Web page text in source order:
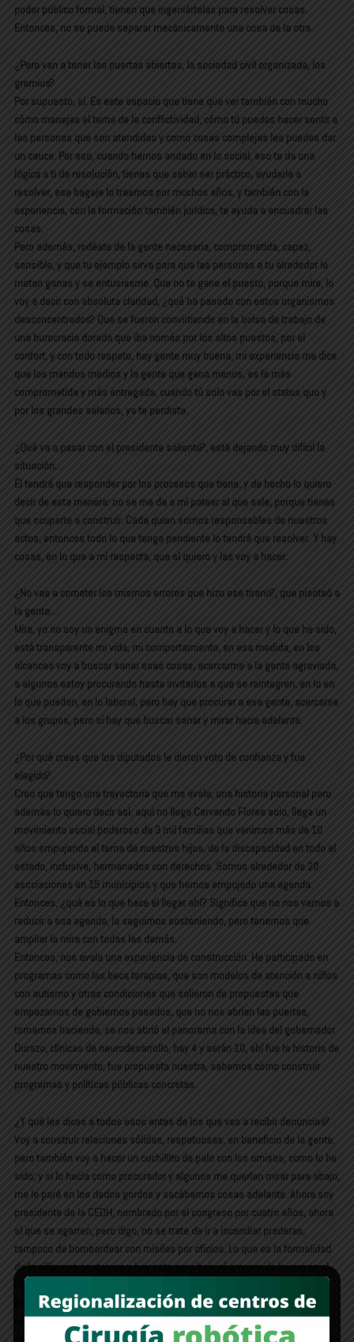
poder público formal, tienen que ingeniártelas para resolver cosas.
Entonces, no se puede separar mecánicamente una cosa de la otra.
¿Pero van a tener las puertas abiertas, la sociedad civil organizada, los
gremios?
Por supuesto, sí. Es este espacio que tiene que ver también con mucho
cómo manejas el tema de la conflictividad, cómo tú puedes hacer sentir a
las personas que son atendidas y como cosas complejas les puedes dar
un cauce. Por eso, cuando hemos andado en lo social, eso te da una
lógica a ti de resolución, tienes que saber ser práctico, ayudarle a
resolver, ese bagaje lo traemos por muchos años, y también con la
experiencia, con la formación también jurídica, te ayuda a encuadrar las
cosas.
Pero además, rodéate de la gente necesaria, comprometida, capaz,
sensible, y que tu ejemplo sirva para que las personas a tu alrededor le
metan ganas y se entusiasme. Que no te gane el puesto, porque mire, lo
voy a decir con absoluta claridad, ¿qué ha pasado con estos organismos
desconcentrados? Que se fueron convirtiendo en la bolsa de trabajo de
una burocracia dorada que iba nomás por los altos puestos, por el
confort, y con todo respeto, hay gente muy buena, mi experiencia me dice
que los mandos medios y la gente que gana menos, es la más
comprometida y más entregada, cuando tú solo vas por el status quo y
por los grandes salarios, ya te perdiste.
¿Qué va a pasar con el presidente saliente?, está dejando muy difícil la
situación…
Él tendrá que responder por los procesos que tiene, y de hecho lo quiero
decir de esta manera: no se me da a mí patear al que sale, porque tienes
que ocuparte a construir. Cada quien somos responsables de nuestros
actos, entonces todo lo que tenga pendiente lo tendrá que resolver. Y hay
cosas, en lo que a mí respecta, que sí quiero y las voy a hacer.
¿No vas a cometer los mismos errores que hizo ese tirano?, que pisoteó a
la gente…
Mira, yo no soy un enigma en cuanto a lo que voy a hacer y lo que he sido,
está transparente mi vida, mi comportamiento, en esa medida, en los
alcances voy a buscar sanar esas cosas, acercarme a la gente agraviada,
a algunos estoy procurando hasta invitarlos a que se reintegren, en lo en
lo que puedan, en lo laboral, pero hay que procurar a esa gente, acercarse
a los grupos, pero sí hay que buscar sanar y mirar hacia adelante.
¿Por qué crees que los diputados le dieron voto de confianza y fue
elegido?
Creo que tengo una trayectoria que me avala, una historia personal pero
además lo quiero decir así, aquí no llega Cervando Flores solo, llega un
movimiento social poderoso de 3 mil familias que venimos más de 10
años empujando el tema de nuestros hijos, de la discapacidad en todo el
estado, inclusive, hermanados con derechos. Somos alrededor de 20
asociaciones en 15 municipios y que hemos empujado una agenda.
Entonces, ¿qué es lo que hace el llegar ahí? Significa que no nos vamos a
reducir a esa agenda, la seguimos sosteniendo, pero tenemos que
ampliar la mira con todas las demás.
Entonces, nos avala una experiencia de construcción. He participado en
programas como las beca terapias, que son modelos de atención a niños
con autismo y otras condiciones que salieron de propuestas que
empezamos de gobiernos pasados, que no nos abrían las puertas,
tomamos hacienda, se nos abrió el panorama con la idea del gobernador
Durazo, clínicas de neurodesarrollo, hay 4 y serán 10, ahí fue la historia de
nuestro movimiento, fue propuesta nuestra, sabemos cómo construir
programas y políticas públicas concretas.
¿Y qué les dices a todos esos entes de los que vas a recibir denuncias?
Voy a construir relaciones sólidas, respetuosas, en beneficio de la gente,
pero también voy a hacer un cuchillito de palo con los omisos, como lo he
sido; y si lo hacía como procurador y algunos me querían mirar para abajo,
me le paré en los dedos gordos y sacábamos cosas adelante. Ahora soy
presidente de la CEDH, nombrado por el congreso por cuatro años, ahora
sí que se agarren, pero digo, no se trate de ir a incendiar praderas,
tampoco de bombardear con misiles por oficios. Lo que es la formalidad
de la silla, nos sentamos y hay esto pero bajo el amparo de lo que es el
derecho aplicado concretamente con la gente.
Entonces, en esa medida, yo no me voy a limitar al tema de las
restricciones de solo las recomendaciones, tarde en la comisión, pero